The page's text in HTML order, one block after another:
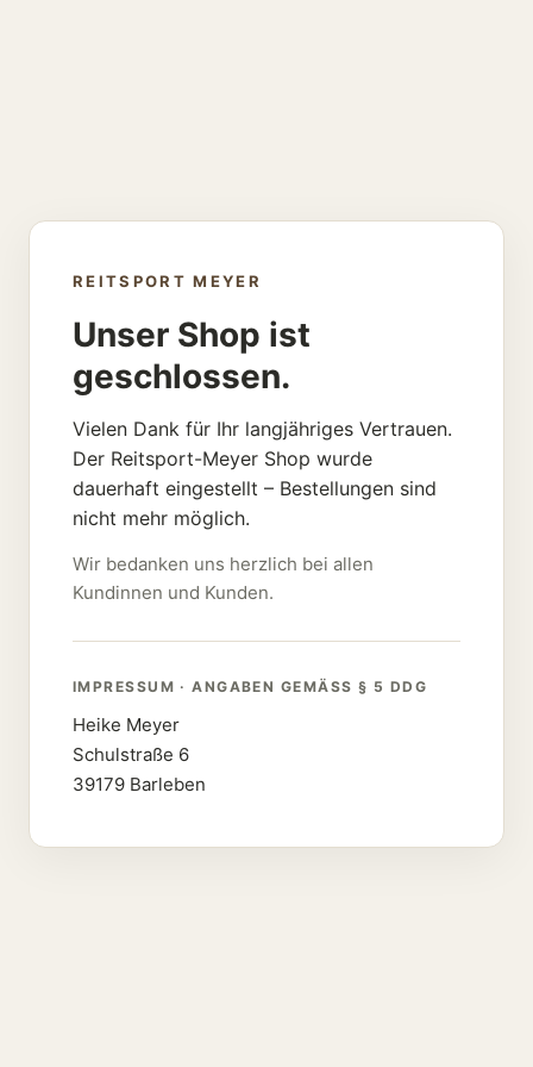
REITSPORT MEYER
Unser Shop ist
geschlossen.
Vielen Dank für Ihr langjähriges Vertrauen.
Der Reitsport-Meyer Shop wurde
dauerhaft eingestellt – Bestellungen sind
nicht mehr möglich.
Wir bedanken uns herzlich bei allen
Kundinnen und Kunden.
IMPRESSUM · ANGABEN GEMÄSS § 5 DDG
Heike Meyer
Schulstraße 6
39179 Barleben